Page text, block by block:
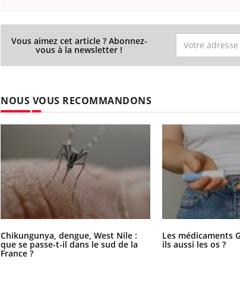
Vous aimez cet article ? Abonnez-
vous à la newsletter !
NOUS VOUS RECOMMANDONS
Chikungunya, dengue, West Nile :
que se passe-t-il dans le sud de la
France ?
Les médicaments
ils aussi les os ?